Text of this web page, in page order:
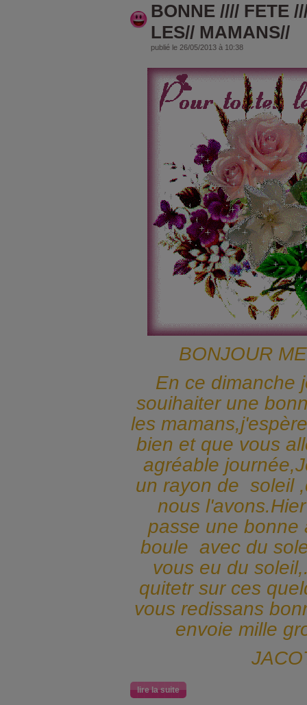
BONNE //// FETE
LES// MAMANS//
publié le 26/05/2013 à 10:38
BONJOUR
En ce dimanche
souihaiter une
les
bien et que vous
agréable
un rayon de soleil
nous
passe une bonne
boule avec du
vous eu du
quitetr sur ces
vous redissans
envoie mille
lire la suite